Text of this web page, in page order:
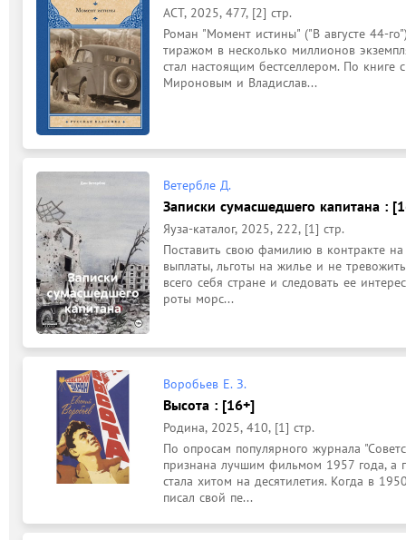
АСТ, 2025, 477, [2] стр.
Роман "Момент истины" ("В августе 44-
тиражом в несколько миллионов
стал настоящим бестселлером. По
Мироновым и Владислав...
Ветербле Д.
Записки сумасшедшего капитана :
Яуза-каталог, 2025, 222, [1] стр.
Поставить свою фамилию в контракте
выплаты, льготы на жилье и не
всего себя стране и следовать ее
роты морс...
Воробьев Е. З.
Высота : [16+]
Родина, 2025, 410, [1] стр.
По опросам популярного журнала
признана лучшим фильмом 1957 года, а
стала хитом на десятилетия. Когда в
писал свой пе...